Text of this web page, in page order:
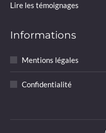
Lire les témoignages
Informations
Mentions légales
Confidentialité